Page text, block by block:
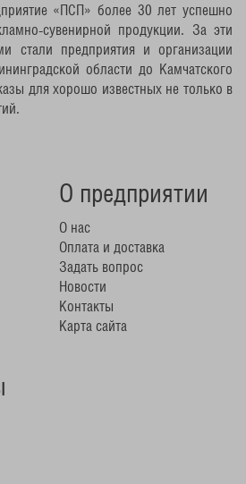
«ПСП» более 30 лет успешно
сувенирной продукции. За эти
стали предприятия и организации
области до Камчатского
для хорошо известных не только в
О предприятии
О нас
Оплата и доставка
Задать вопрос
Новости
Контакты
Карта сайта